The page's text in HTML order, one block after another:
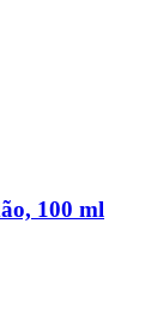
100 ml